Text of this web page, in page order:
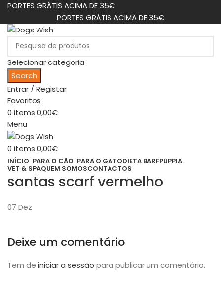
PORTES GRÁTIS ACIMA DE 35€
PORTES GRÁTIS ACIMA DE 35€
Selecionar categoria
Search
Entrar / Registar
Favoritos
0 items 0,00€
Menu
0 items 0,00€
INÍCIO PARA O CÃO PARA O GATODIETA BARFPUPPIA
VET & SPAQUEM SOMOSCONTACTOS
santas scarf vermelho
07 Dez
Deixe um comentário
Tem de iniciar a sessão para publicar um comentário.